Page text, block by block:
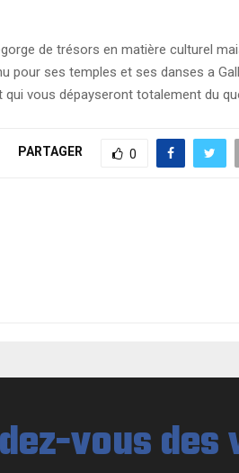
de trésors en matière culturel
pour ses temples et ses danses a
vous dépayseront totalement du
PARTAGER 0